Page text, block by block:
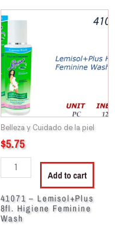
Belleza y Cuidado de la piel
$5.75
-
Lemisol+Plus
8fl.
Higiene
Feminine
Wash
quantity
Add to cart
41071 – Lemisol+Plus
8fl. Higiene Feminine
Wash